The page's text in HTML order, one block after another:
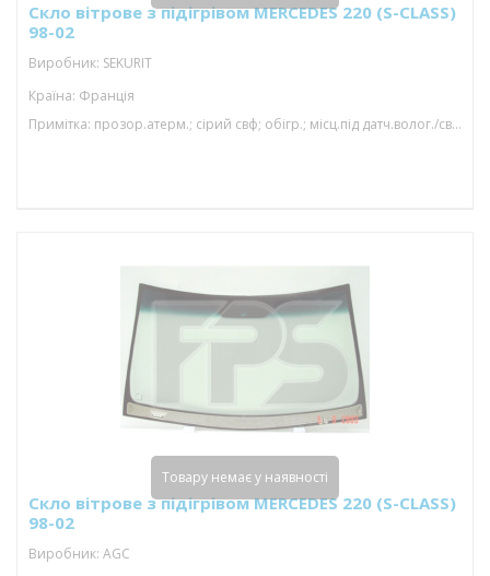
Скло вітрове з підігрівом MERCEDES 220 (S-CLASS)
98-02
Виробник: SEKURIT
Країна: Франція
Примітка: прозор.атерм.; сірий свф; обігр.; місц.під датч.волог./світл. ; vin; з молд.; 1550*972
Скло вітрове з підігрівом MERCEDES 220 (S-CLASS)
98-02
Виробник: AGC
Товару немає у наявності